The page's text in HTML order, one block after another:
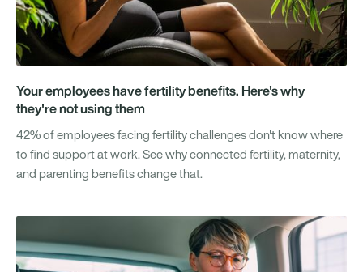
Your employees have fertility benefits. Here's why
they're not using them
42% of employees facing fertility challenges don't know where
to find support at work. See why connected fertility, maternity,
and parenting benefits change that.